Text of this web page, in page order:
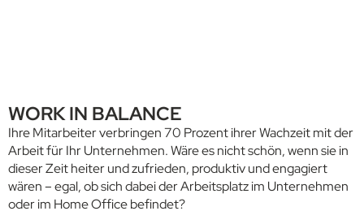
WORK IN BALANCE
Ihre Mitarbeiter verbringen 70 Prozent ihrer Wachzeit mit der
Arbeit für Ihr Unternehmen. Wäre es nicht schön, wenn sie in
dieser Zeit heiter und zufrieden, produktiv und engagiert
wären – egal, ob sich dabei der Arbeitsplatz im Unternehmen
oder im Home Office befindet?